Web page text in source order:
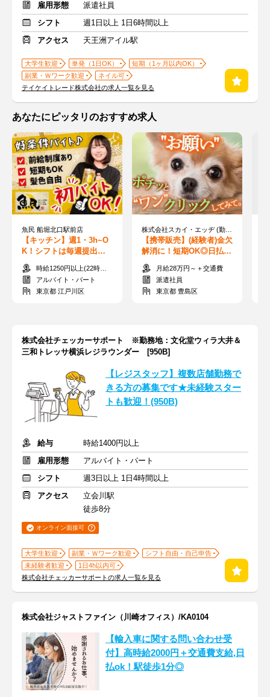
雇用形態
派遣社員
シフト
週1日以上 1日6時間以上
アクセス
天王洲アイル駅
大学生歓迎 単発（1日OK）
短期（1ヶ月以内OK）
副業・Ｗワーク歓迎
ネイル可
テイケイトレード株式会社の求人一覧を見る
あなたにピッタリのおすすめ求人
魚民 船堀北口駅前店
【キッチン】週1・3h~O
K！シフトは毎週提出★
髪色も働き方も自由♪落ち
着く和空間＊
時給1250円以上(22時以降は1562円)+交通費規定内支給
アルバイト・パート
東京都 江戸川区
【携帯販売】(経験者)金欠
解消に！短期OK◎日払い
＆前払い♪半年後に月収30
万越えも可能！
月給28万円～＋交通費
派遣社員
東京都 豊島区
株式会社チェッカーサポート ※勤務地：文化堂ウィラ大井＆
三和トレッサ横浜レジラウンダー [950B]
【レジスタッフ】複数店舗勤務で
きる方の募集です★未経験スター
トも歓迎！(950B)
給与
時給1400円以上
雇用形態
アルバイト・パート
シフト
週3日以上 1日4時間以上
アクセス
立会川駅
徒歩8分
オンライン面接可
大学生歓迎 副業・Ｗワーク歓迎
シフト自由・自己申告
未経験者歓迎
1日4h以内可
株式会社チェッカーサポートの求人一覧を見る
株式会社ジャストファイン（川崎オフィス）/KA0104
【輸入車に関する問い合わせ受
付】高時給2000円＋交通費支給,日
払ok！駅徒歩1分◎